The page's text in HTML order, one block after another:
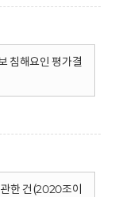
침해요인 평가결
한 건(2020조이